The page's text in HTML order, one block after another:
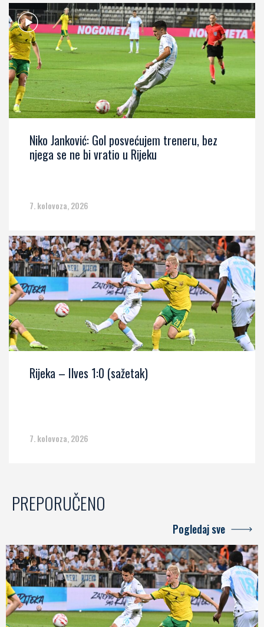
Niko Janković: Gol posvećujem treneru, bez
njega se ne bi vratio u Rijeku
7. kolovoza, 2026
Rijeka – Ilves 1:0 (sažetak)
7. kolovoza, 2026
PREPORUČENO
Pogledaj sve